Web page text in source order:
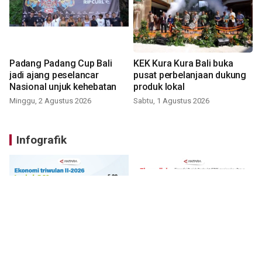
Padang Padang Cup Bali
jadi ajang peselancar
Nasional unjuk kehebatan
Minggu, 2 Agustus 2026
KEK Kura Kura Bali buka
pusat perbelanjaan dukung
produk lokal
Sabtu, 1 Agustus 2026
Infografik